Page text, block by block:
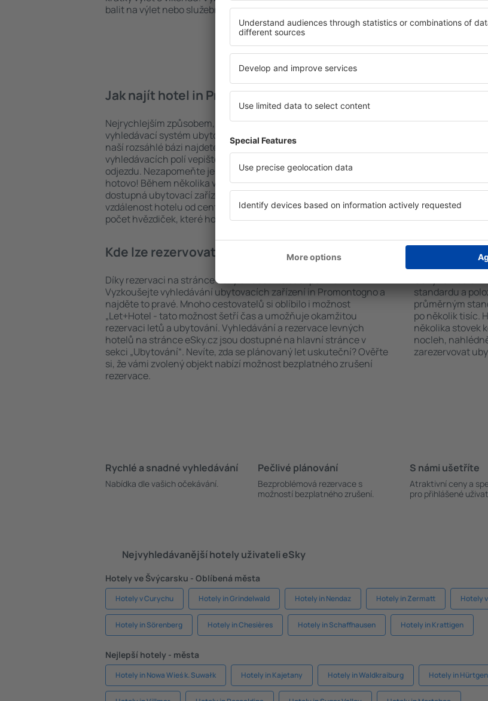
balit na výlet nebo služební cestu už dnes!
Promontogno
kteří cestují
Jak najít hotel in Promontogno?
Nejrychlejším způsobem, jak najít hotel in Promontogno, je
vyhledávací systém ubytovacích zařízení na stránce eSky. Díky
naší rozsáhlé bázi najdete přesně to, co hledáte. Do
vyhledávacích polí vepište cíl cesty a vyberte data příjezdu a
odjezdu. Nezapomeňte ještě uvést počet hostů a pokojů. A máte
hotovo! Během několika vteřin se před vámi objeví všechna
dostupná ubytovací zařízení. Snadno si pak můžete ověřit
vzdálenost hotelu od centra, způsob platby za ubytování nebo
počet hvězdiček, které hotel obdržel od předchozích návštěvníků.
Jaké
Hotely in
a vybavením
bezplatné wi-fi,
centrum,
informační
nabízejí i
historických
Kde lze rezervovat hotel in Promontogno?
Díky rezervaci na stránce eSky.cz ušetříte čas i peníze.
Vyzkoušejte vyhledávání ubytovacích zařízení in Promontogno a
najděte to pravé. Mnoho cestovatelů si oblíbilo i možnost
„Let+Hotel - tato možnost šetří čas a umožňuje okamžitou
rezervaci letů a ubytování. Vyhledávání a rezervace levných
hotelů na stránce eSky.cz jsou dostupné na hlavní stránce v
sekci „Ubytování“. Nevíte, zda se plánovaný let uskuteční? Ověřte
si, že vámi zvolený objekt nabízí možnost bezplatného zrušení
rezervace.
Kolik stojí
Ceny za
standardu a
průměrným
po několik tisíc.
několika stovek
nocleh,
zarezervovat
Rychlé a snadné vyhledávání
Nabídka dle vašich očekávání.
Pečlivé plánování
Bezproblémová rezervace s
možností bezplatného zrušení.
S námi ušetříte
Atraktivní ceny a
pro přihlášené
Nejvyhledávanější hotely uživateli eSky
Hotely ve Švýcarsku - Oblíbená města
Hotely v Curychu Hotely in Grindelwald Hotely in Nendaz Hotely in Zermatt Hotely
Hotely in Sörenberg Hotely in Chesières Hotely in Schaffhausen Hotely in Krattigen
Nejlepší hotely - města
Hotely in Nowa Wieś k. Suwałk Hotely in Kajetany Hotely in Waldkraiburg Hotely in